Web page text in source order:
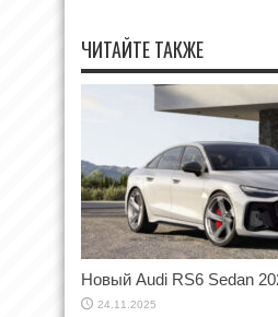
ЧИТАЙТЕ ТАКЖЕ
Новый Audi RS6 Sedan
24.11.2025